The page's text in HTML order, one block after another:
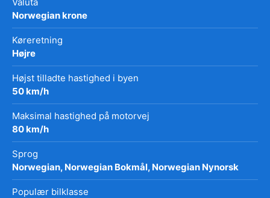
Norwegian krone
Køreretning
Højre
Højst tilladte hastighed i byen
50 km/h
Maksimal hastighed på motorvej
80 km/h
Sprog
Norwegian, Norwegian Bokmål, Norwegian Nynorsk
Populær bilklasse